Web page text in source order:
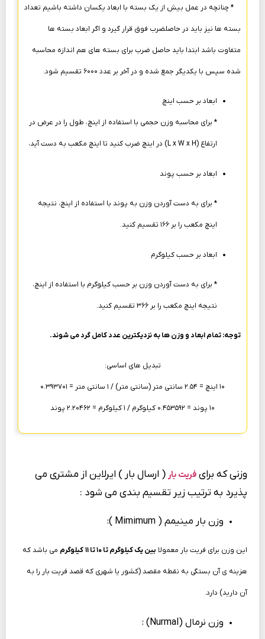
* چنانچه در عمل بیش از یک بسته با ابعاد یکسان داشته باشیم تعداد
بسته ها نیز باید در حاصلضرب فوق قرار گیرد و اگر ابعاد بسته ها
متفاوت باشد ابتدا باید حاصل ضرب برای بسته های هم اندازه محاسبه
شده سپس با یکدیگر جمع شده و در آخر بر عدد ۶۰۰۰ تقسیم شود .
ابعاد بر حسب اینچ
* برای محاسبه وزن حجمی با استفاده از اینچ، طول را در عرض در
ارتفاع (L x W x H) در اینچ ضرب کنید تا اینچ مکعب به دست آید،
ابعاد بر حسب پوند
* برای به دست آوردن وزن به پوند با استفاده از اینچ، نتیجه
اینچ مکعب را بر ۱۶۶ تقسیم کنید.
ابعاد بر حسب کیلوگرم
* برای به دست آوردن وزن بر حسب کیلوگرم با استفاده از اینچ،
نتیجه اینچ مکعب را بر ۳۶۶ تقسیم کنید.
توجه: تمام ابعاد و وزن ها به نزدیکترین عدد کامل گرد می شوند.
تبدیل های اساسی:
۱۰ اینچ = ۲.۵۴ سانتی متر (سانتی متر) / ۱ سانتی متر = ۰.۳۹۳۷۰۱
۱۰ پوند = ۰.۴۵۳۵۹۲ کیلوگرم / ۱ کیلوگرم = ۲.۲۰۴۶۲ پوند
وزنی که برای فریت بار ( ارسال بار ) ایرلاین از مشتری می
پذیرد به ترتیب زیر تقسیم بندی می شود :
وزن بار مینیمم ( Mimimum ):
این وزن برای فریت بار معمولا بین یک کیلوگرم تا ۱۰ تا ۱۱ کیلوگرم می باشد که
هزینه ی آن بستگی به نقطه مقصد (کشور یا شهری که قصد فریت بار را به
آن دارید) دارد.
وزن نرمال (Nurmal) :